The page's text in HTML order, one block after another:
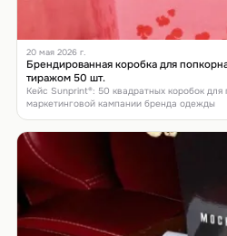
20 мая 2026 г.
Брендированная коробка для
тиражом 50 шт.
Кейс Sunprint®: 50 квадратных коробок для
маркетинговой кампании бренда одежды